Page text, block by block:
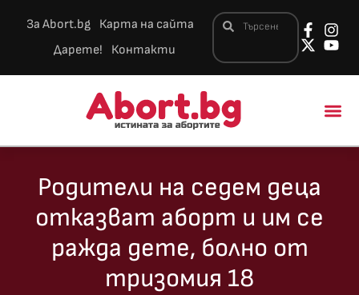
За Abort.bg
Карта на сайта
Дарете!
Контакти
Родители на седем деца
отказват аборт и им се
ражда дете, болно от
тризомия 18